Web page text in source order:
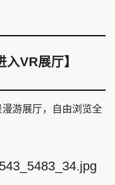
入VR展厅】
游展厅，自由浏览全